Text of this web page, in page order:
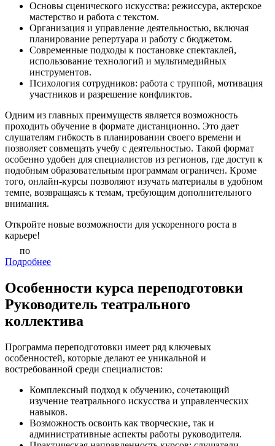
Основы сценического искусства: режиссура, актерское
мастерство и работа с текстом.
Организация и управление деятельностью, включая
планирование репертуара и работу с бюджетом.
Современные подходы к постановке спектаклей,
использование технологий и мультимедийных
инструментов.
Психология сотрудников: работа с труппой, мотивация
участников и разрешение конфликтов.
Одним из главных преимуществ является возможность
проходить обучение в формате дистанционно. Это дает
слушателям гибкость в планировании своего времени и
позволяет совмещать учебу с деятельностью. Такой формат
особенно удобен для специалистов из регионов, где доступ к
подобным образовательным программам ограничен. Кроме
того, онлайн-курсы позволяют изучать материалы в удобном
темпе, возвращаясь к темам, требующим дополнительного
внимания.
Откройте новые возможности для ускоренного роста в
карьере!
по
Подробнее
Особенности курса переподготовки
Руководитель театрального
коллектива
Программа переподготовки имеет ряд ключевых
особенностей, которые делают ее уникальной и
востребованной среди специалистов:
Комплексный подход к обучению, сочетающий
изучение театрального искусства и управленческих
навыков.
Возможность освоить как творческие, так и
административные аспекты работы руководителя.